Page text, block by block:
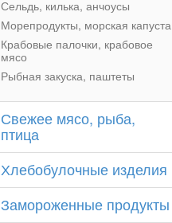
Сельдь, килька, анчоусы
Морепродукты, морская капуста
Крабовые палочки, крабовое
мясо
Рыбная закуска, паштеты
Свежее мясо, рыба,
птица
Хлебобулочные изделия
Замороженные продукты